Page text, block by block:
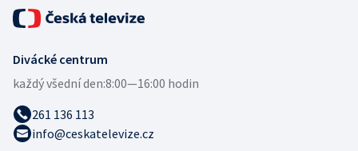
Divácké centrum
každý všední den:8:00—16:00 hodin
261 136 113
info@ceskatelevize.cz